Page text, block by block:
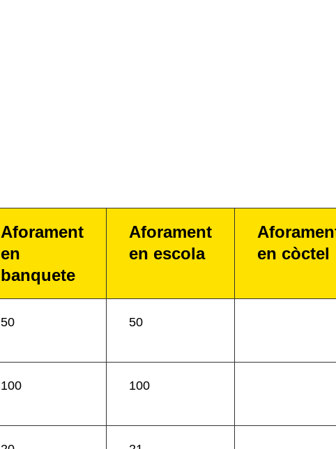
Aforament
en
banquete
Aforament
en escola
en còctel
50 50
100 100